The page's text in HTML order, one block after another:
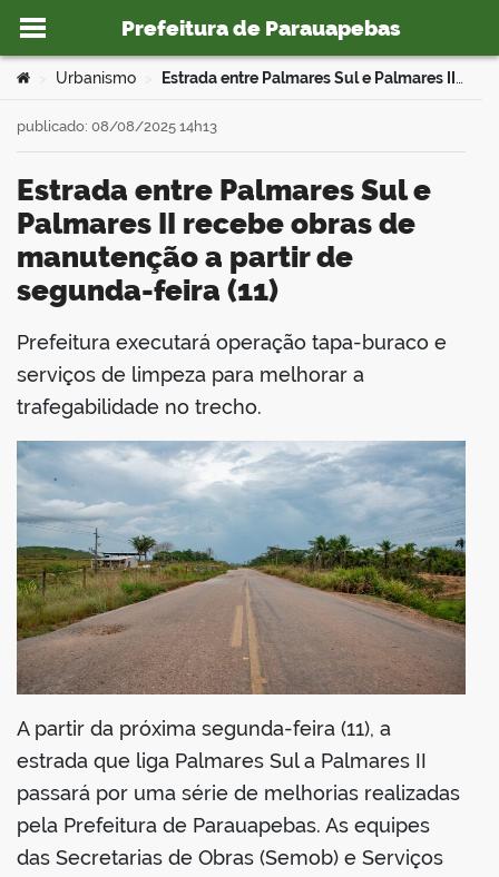
Ir para o conteúdo
Prefeitura de Parauapebas
portal
Você está aqui:
Urbanismo Estrada entre Palmares Sul e Palmares II recebe obras de manutenção a partir de segunda-feira (11)
Estrada entre Palmares Sul e
Palmares II recebe obras de
manutenção a partir de
segunda-feira (11)
publicado: 08/08/2025 14h13
Prefeitura executará operação tapa-buraco e
serviços de limpeza para melhorar a
trafegabilidade no trecho.
A partir da próxima segunda-feira (11), a
estrada que liga Palmares Sul a Palmares II
passará por uma série de melhorias realizadas
pela Prefeitura de Parauapebas. As equipes
das Secretarias de Obras (Semob) e Serviços